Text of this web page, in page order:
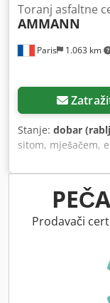
Paris 1.063 km
Toranj asfaltne
AMMANN
Stanje: dobar
sitom, mješačem,
tona na sat
Prodavači